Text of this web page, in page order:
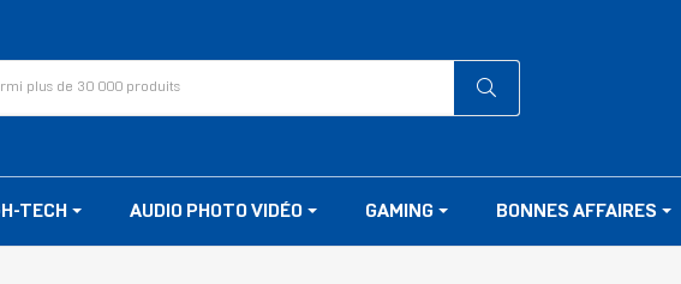
TECH AUDIO PHOTO VIDÉO GAMING BONNES AFFAIRES